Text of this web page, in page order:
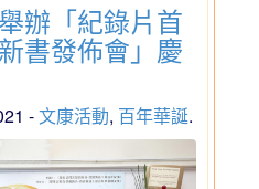
辦「紀錄片首
書發佈會」慶
-文康活動, 百年華誕.